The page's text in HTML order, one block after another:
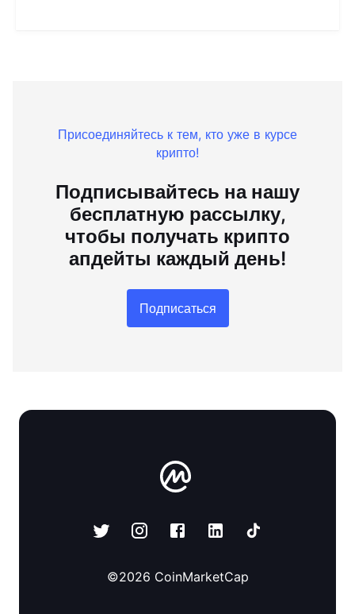
Присоединяйтесь к тем, кто уже в курсе
крипто!
Подписывайтесь на нашу
бесплатную рассылку,
чтобы получать крипто
апдейты каждый день!
Подписаться
©2026 CoinMarketCap